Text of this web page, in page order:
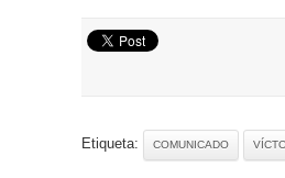
Etiqueta: COMUNICADO